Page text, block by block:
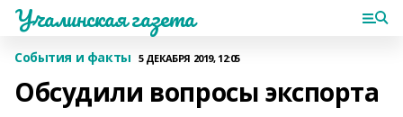
Учалинская газета
События и факты 5 ДЕКАБРЯ 2019, 12:05
Обсудили вопросы экспорта